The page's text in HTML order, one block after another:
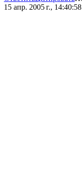
15 апр. 2005 г., 14:40:58